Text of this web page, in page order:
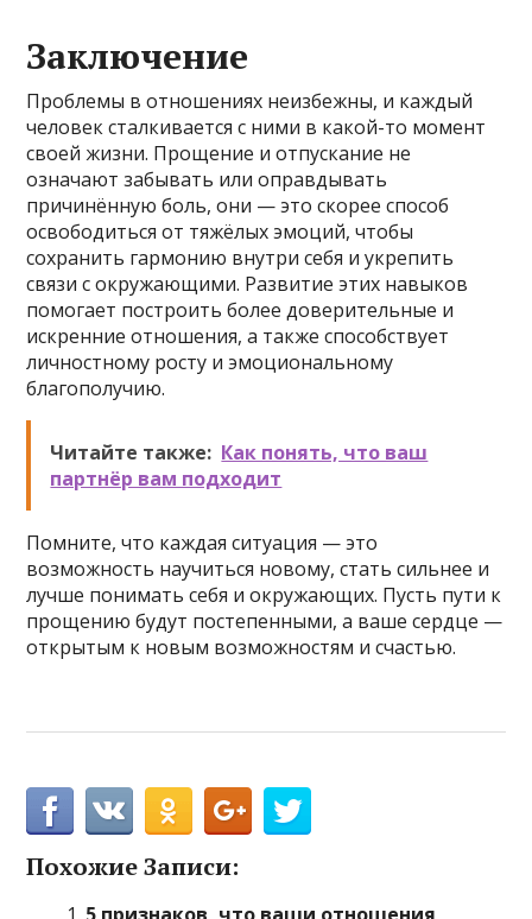
Заключение
Проблемы в отношениях неизбежны, и каждый
человек сталкивается с ними в какой-то момент
своей жизни. Прощение и отпускание не
означают забывать или оправдывать
причинённую боль, они — это скорее способ
освободиться от тяжёлых эмоций, чтобы
сохранить гармонию внутри себя и укрепить
связи с окружающими. Развитие этих навыков
помогает построить более доверительные и
искренние отношения, а также способствует
личностному росту и эмоциональному
благополучию.
Читайте также: Как понять, что ваш
партнёр вам подходит
Помните, что каждая ситуация — это
возможность научиться новому, стать сильнее и
лучше понимать себя и окружающих. Пусть пути к
прощению будут постепенными, а ваше сердце —
открытым к новым возможностям и счастью.
Похожие Записи: